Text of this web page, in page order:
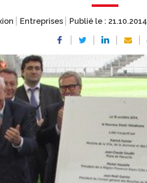
Entreprises Publié le : 21.10.2014